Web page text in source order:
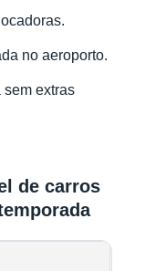
no aeroporto.
sem extras
de carros